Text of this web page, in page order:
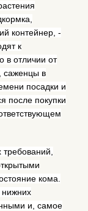
контейнер, -
к
в отличии от
саженцы в
посадки и
после покупки
кома.
и, самое